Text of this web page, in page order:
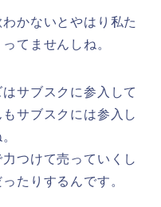
かないとやはり私た
てませんしね。
サブスクに参入して
サブスクには参入し
つけて売っていくし
たりするんです。